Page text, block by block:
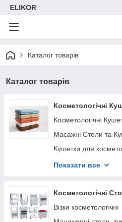
ELIKOR
Каталог товарів
Каталог товарів
Косметологічні
Косметологічні
Масажні Столи та
Кушетки для
Кушетка для
Кушетки для
Косметологічна
Показати все
Косметологічні
Візки косметологічні